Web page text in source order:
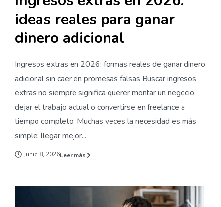
ideas reales para ganar
dinero adicional
Ingresos extras en 2026: formas reales de ganar dinero
adicional sin caer en promesas falsas Buscar ingresos
extras no siempre significa querer montar un negocio,
dejar el trabajo actual o convertirse en freelance a
tiempo completo. Muchas veces la necesidad es más
simple: llegar mejor...
junio 8, 2026Leer más